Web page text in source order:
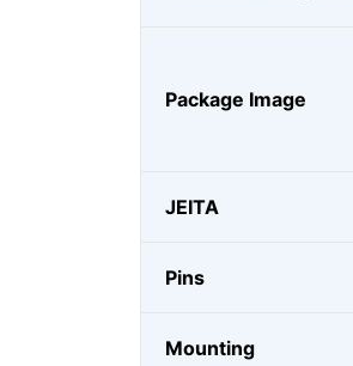
Package Image
JEITA
Pins
Mounting